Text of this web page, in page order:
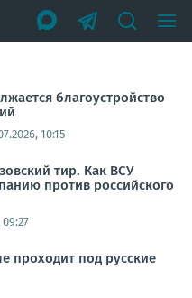
благоустройство
10:15
тир. Как ВСУ
против российского
09:27
проходит под русские